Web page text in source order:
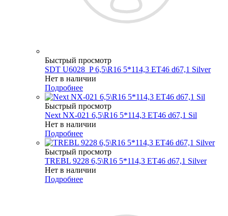
Быстрый просмотр
SDT U6028_P 6,5\R16 5*114,3 ET46 d67,1 Silver
Нет в наличии
Подробнее
Быстрый просмотр
Next NX-021 6,5\R16 5*114,3 ET46 d67,1 Sil
Нет в наличии
Подробнее
Быстрый просмотр
TREBL 9228 6,5\R16 5*114,3 ET46 d67,1 Silver
Нет в наличии
Подробнее